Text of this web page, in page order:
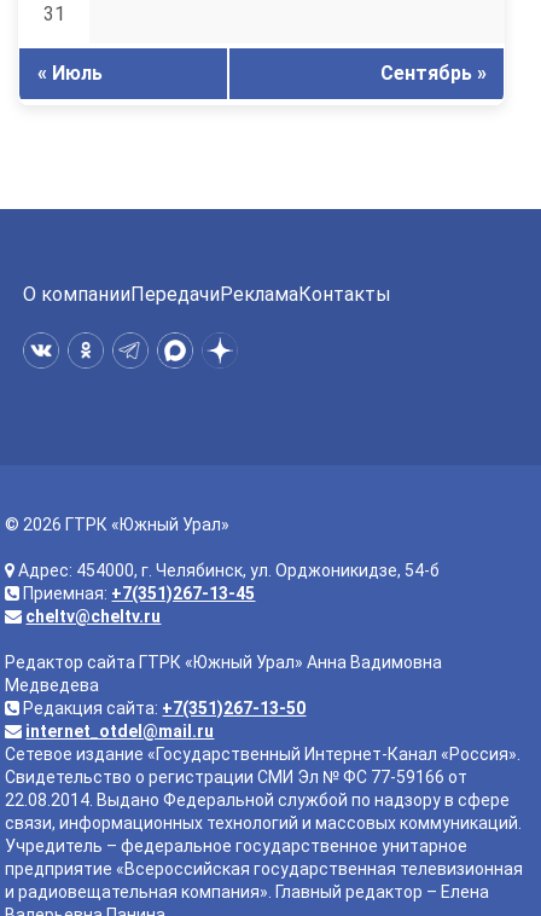
31
« Июль Сентябрь »
О компанииПередачиРекламаКонтакты
© 2026 ГТРК «Южный Урал»
Адрес: 454000, г. Челябинск, ул. Орджоникидзе, 54-б
Приемная: +7(351)267-13-45
cheltv@cheltv.ru
Редактор сайта ГТРК «Южный Урал» Анна Вадимовна
Медведева
Редакция сайта: +7(351)267-13-50
internet_otdel@mail.ru
Сетевое издание «Государственный Интернет-Канал «Россия».
Свидетельство о регистрации СМИ Эл № ФС 77-59166 от
22.08.2014. Выдано Федеральной службой по надзору в сфере
связи, информационных технологий и массовых коммуникаций.
Учредитель – федеральное государственное унитарное
предприятие «Всероссийская государственная телевизионная
и радиовещательная компания». Главный редактор – Елена